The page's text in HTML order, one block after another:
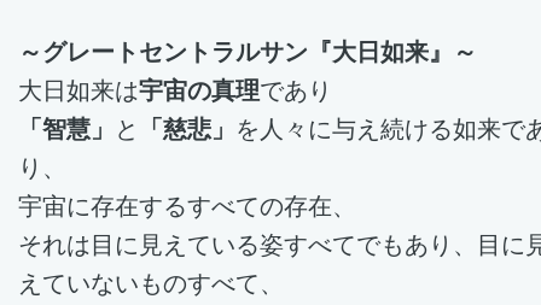
～グレートセントラルサン『大日如来』～
大日如来は宇宙の真理であり
「智慧」
と 「慈悲」 を人々に与え続ける如来で
り、
宇宙に存在するすべての存在、
それは目に見えている姿すべてでもあり、目に
えていないものすべて、